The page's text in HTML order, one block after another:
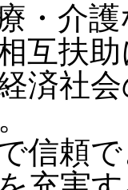
・介
互扶
済社
信頼